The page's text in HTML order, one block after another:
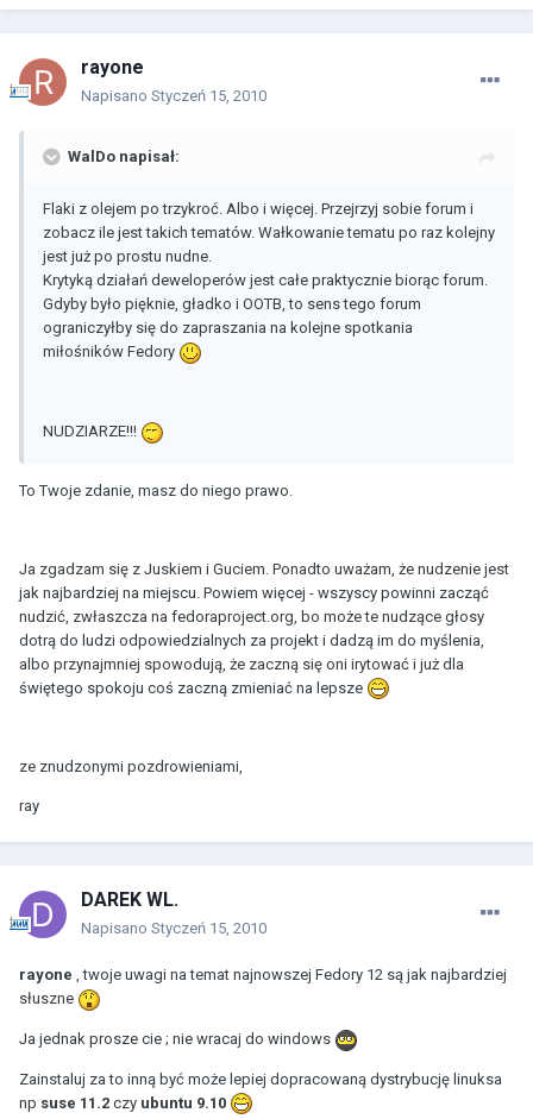
rayone
Napisano Styczeń 15, 2010
WalDo napisał:
Flaki z olejem po trzykroć. Albo i więcej. Przejrzyj sobie forum i
zobacz ile jest takich tematów. Wałkowanie tematu po raz kolejny
jest już po prostu nudne.
Krytyką działań deweloperów jest całe praktycznie biorąc forum.
Gdyby było pięknie, gładko i OOTB, to sens tego forum
ograniczyłby się do zapraszania na kolejne spotkania
miłośników Fedory
NUDZIARZE!!!
To Twoje zdanie, masz do niego prawo.
Ja zgadzam się z Juskiem i Guciem. Ponadto uważam, że nudzenie jest
jak najbardziej na miejscu. Powiem więcej - wszyscy powinni zacząć
nudzić, zwłaszcza na fedoraproject.org, bo może te nudzące głosy
dotrą do ludzi odpowiedzialnych za projekt i dadzą im do myślenia,
albo przynajmniej spowodują, że zaczną się oni irytować i już dla
świętego spokoju coś zaczną zmieniać na lepsze
ze znudzonymi pozdrowieniami,
ray
DAREK WL.
Napisano Styczeń 15, 2010
rayone , twoje uwagi na temat najnowszej Fedory 12 są jak najbardziej
słuszne
Ja jednak prosze cie ; nie wracaj do windows
Zainstaluj za to inną być może lepiej dopracowaną dystrybucję linuksa
np suse 11.2 czy ubuntu 9.10